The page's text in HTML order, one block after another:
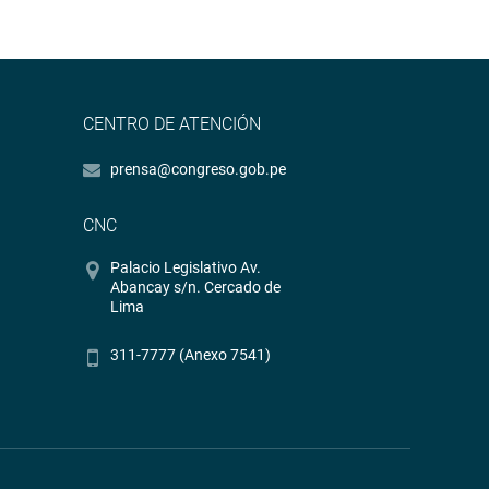
CENTRO DE ATENCIÓN
prensa@congreso.gob.pe
CNC
Palacio Legislativo Av.
Abancay s/n. Cercado de
Lima
311-7777 (Anexo 7541)